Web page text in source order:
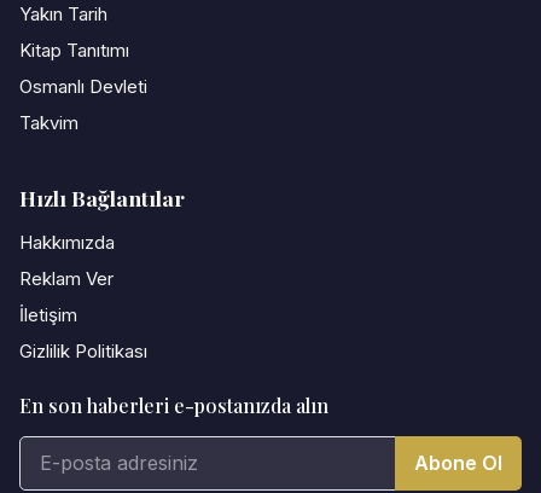
Yakın Tarih
Kitap Tanıtımı
Osmanlı Devleti
Takvim
Hızlı Bağlantılar
Hakkımızda
Reklam Ver
İletişim
Gizlilik Politikası
En son haberleri e-postanızda alın
Abone Ol